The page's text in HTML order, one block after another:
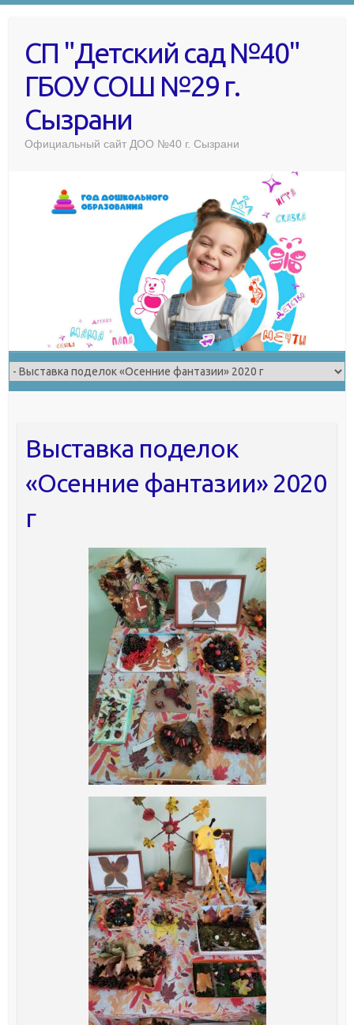
СП "Детский сад №40"
ГБОУ СОШ №29 г.
Сызрани
Официальный сайт ДОО №40 г. Сызрани
Выставка поделок
«Осенние фантазии» 2020
г